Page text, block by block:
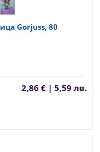
Gorjuss, 80
2,86 € | 5,59 лв.